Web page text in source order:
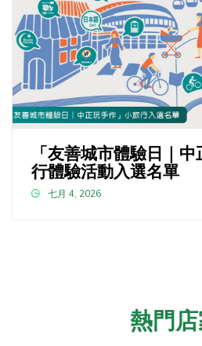
「友善城市體驗日｜
行體驗活動入選名單
七月 4, 2026
熱門